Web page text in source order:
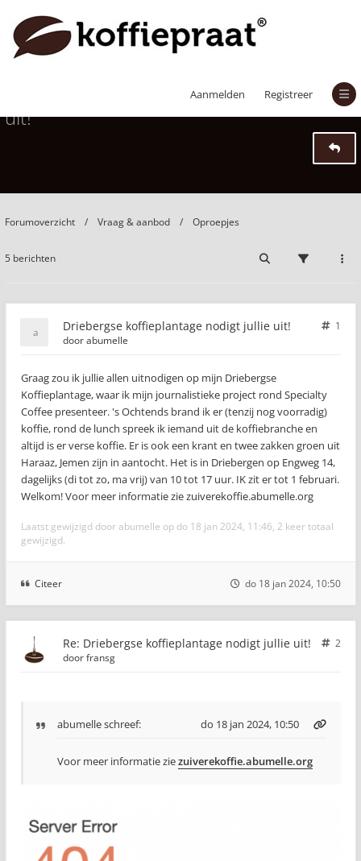
Aanmelden Registreer
Driebergse koffieplantage nodigt jullie
uit!
Forumoverzicht Vraag & aanbod Oproepjes
5 berichten
Driebergse koffieplantage nodigt jullie uit!
1
doorabumelle
Graag zou ik jullie allen uitnodigen op mijn Driebergse
Koffieplantage, waar ik mijn journalistieke project rond Specialty
Coffee presenteer. 's Ochtends brand ik er (tenzij nog voorradig)
koffie, rond de lunch spreek ik iemand uit de koffiebranche en
altijd is er verse koffie. Er is ook een krant en twee zakken groen uit
Haraaz, Jemen zijn in aantocht. Het is in Driebergen op Engweg 14,
dagelijks (di tot zo, ma vrij) van 10 tot 17 uur. IK zit er tot 1 februari.
Welkom! Voor meer informatie zie zuiverekoffie.abumelle.org
Laatst gewijzigd doorabumelle op do 18 jan 2024, 11:46, 2 keer totaal
gewijzigd.
Citeer do 18 jan 2024, 10:50
Re: Driebergse koffieplantage nodigt jullie uit!
2
doorfransg
abumelleschreef: do 18 jan 2024, 10:50
Voor meer informatie ziezuiverekoffie.abumelle.org